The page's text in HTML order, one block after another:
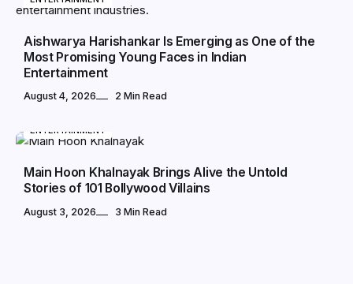
Aishwarya Harishankar Is Emerging as One of the
Most Promising Young Faces in Indian
Entertainment
August 4, 2026 2 Min Read
ENTERTAINMENT
Main Hoon Khalnayak Brings Alive the Untold
Stories of 101 Bollywood Villains
August 3, 2026 3 Min Read